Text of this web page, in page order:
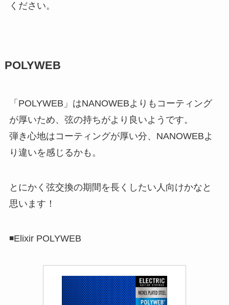
ください。
POLYWEB
「 POLYWEB 」はNANOWEBよりもコーティング
が厚いため、弦の持ちがより良いようです。
弾き心地はコーティングが厚い分、NANOWEBよ
り違いを感じるかも。
とにかく弦交換の期間を長くしたい人向けかなと
思います！
◾️Elixir POLYWEB